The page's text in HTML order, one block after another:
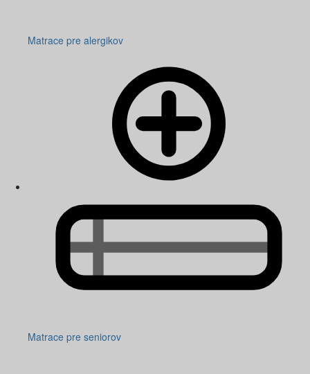
Matrace pre alergikov
Matrace pre seniorov